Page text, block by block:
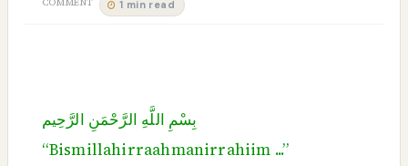
COMMENT
1 min read
بِسْمِ اللَّهِ الرَّحْمَنِ الرَّحِيم
“Bismillahirraahmanirrahiim ...”